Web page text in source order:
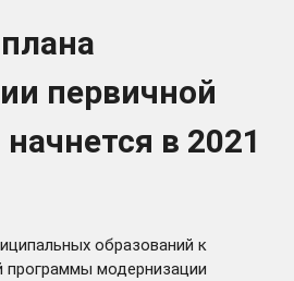
первичной
в 2021
образований к
программы модернизации